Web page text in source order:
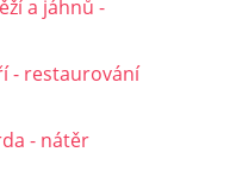
a jáhnů -
- restaurování
- nátěr